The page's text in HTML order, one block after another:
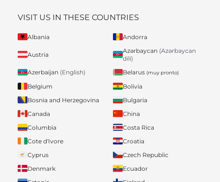
VISIT US IN THESE COUNTRIES
Albania Andorra
Austria
Azərbaycan (Azərbaycan
dili)
Azerbaijan (English) Belarus (muy pronto)
Belgium
Bolivia
Bosnia and Herzegovina
Bulgaria
Canada
China
Columbia
Costa Rica
Cote d'Ivore
Croatia
Cyprus
Czech Republic
Denmark
Ecuador